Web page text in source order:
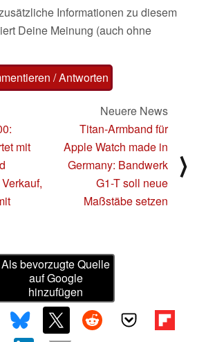
Informationen zu diesem
Deine Meinung (auch ohne
/ Antworten
mit
Neuere News
Titan-Armband für
Apple Watch made in
Germany: Bandwerk
G1-T soll neue
Maßstäbe setzen
⟩
Als bevorzugte Quelle
auf Google
hinzufügen